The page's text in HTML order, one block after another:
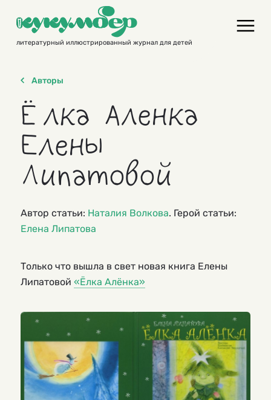
contentлитературный иллюстрированный журнал для детей
Авторы
Ёлка Аленка
Елены
Липатовой
Автор статьи: Наталия Волкова. Герой статьи:
Елена Липатова
Только что вышла в свет новая книга Елены
Липатовой «Ёлка Алёнка»